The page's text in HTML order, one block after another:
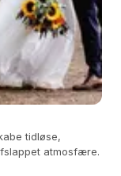
tidløse,
atmosfære.